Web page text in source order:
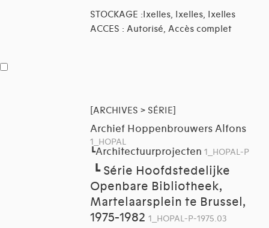
STOCKAGE :Ixelles, Ixelles, Ixelles
ACCES : Autorisé, Accès complet
[ARCHIVES > SÉRIE]
Archief Hoppenbrouwers Alfons
1_HOPAL
┗Architectuurprojecten 1_HOPAL-P
┗ Série Hoofdstedelijke
Openbare Bibliotheek,
Martelaarsplein te Brussel,
1975-1982 1_HOPAL-P-1975.03